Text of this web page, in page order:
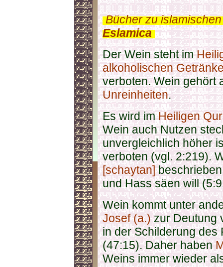
.Bücher zu
Eslamica.
Der Wein steht im
alkoholischen
verboten. Wein gehört
Unreinheiten.
Es wird imHeiligen
Wein auch Nutzen
unvergleichlich höher
verboten (vgl. 2:219).
[schaytan]beschrieben
und Hass säen will
Wein kommt unter
Josef (a.)zur Deutung
in der Schilderung des
(47:15). Daher haben
Weins immer wieder